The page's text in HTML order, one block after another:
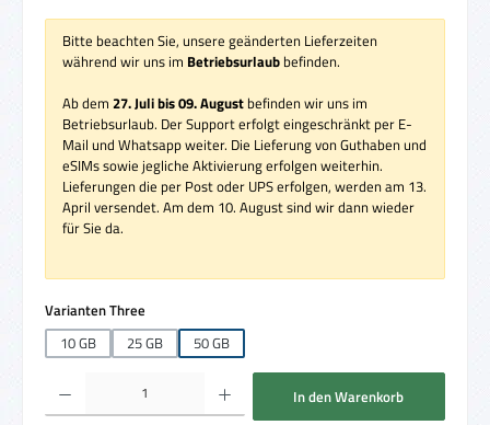
Bitte beachten Sie, unsere geänderten Lieferzeiten
während wir uns im Betriebsurlaub befinden.
Ab dem 27. Juli bis 09. August befinden wir uns im
Betriebsurlaub. Der Support erfolgt eingeschränkt per E-
Mail und Whatsapp weiter. Die Lieferung von Guthaben und
eSIMs sowie jegliche Aktivierung erfolgen weiterhin.
Lieferungen die per Post oder UPS erfolgen, werden am 13.
April versendet. Am dem 10. August sind wir dann wieder
für Sie da.
Varianten Three
10 GB
25 GB 50 GB
Produkt Anzahl: Gib den gewünschten Wert ein oder benutze die Schaltflächen um
In den Warenkorb